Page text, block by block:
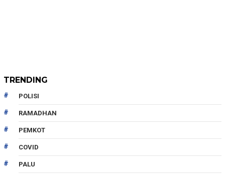
TRENDING
POLISI
RAMADHAN
PEMKOT
COVID
PALU